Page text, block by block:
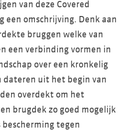
van deze Covered
een omschrijving. Denk aan
bruggen welke van
een verbinding vormen in
over een kronkelig
dateren uit het begin van
overdekt om het
brugdek zo goed mogelijk
tegen